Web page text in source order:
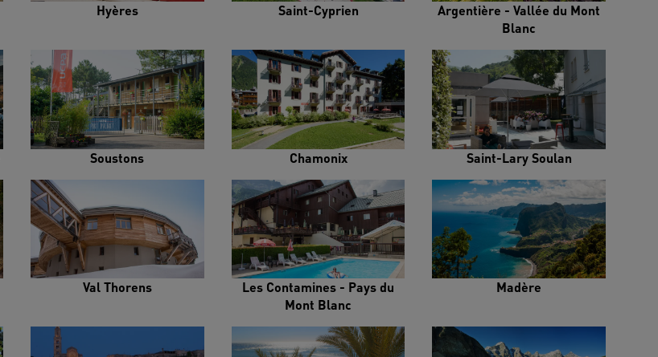
Hyères Saint-Cyprien
Argentière - Vallée du Mont
Blanc
Soustons Chamonix Saint-Lary Soulan
Val Thorens
Les Contamines - Pays du
Mont Blanc
Madère